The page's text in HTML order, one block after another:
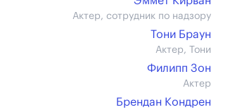
Актер, сотрудник по надзору
Тони Браун
Актер, Тони
Филипп Зон
Актер
Брендан Кондрен